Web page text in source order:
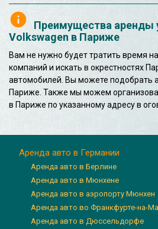
Преимущества аренды
Volkswagen в Париже
Вам не нужно будет тратить время
компаний и искать в окрестностях
автомобилей. Вы можете подобрать
Париже. Также мы можем
в Париже по указанному адресу в
Аренда авто в Германии
Аренда авто в Берлине
Аренда авто в Мюнхене
Аренда авто в аэропорту Мюнхен
Аренда авто во Франкфурте-на-
Аренда авто в Дюссельдорфе